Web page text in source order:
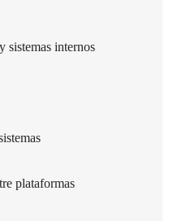
sistemas internos
plataformas